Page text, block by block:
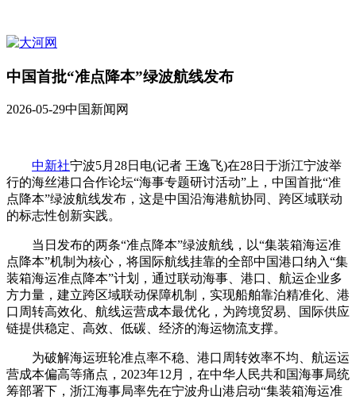
中国首批“准点降本”绿波航线发布
2026-05-29中国新闻网
中新社宁波5月28日电(记者 王逸飞)在28日于浙江宁波举
行的海丝港口合作论坛“海事专题研讨活动”上，中国首批“准
点降本”绿波航线发布，这是中国沿海港航协同、跨区域联动
的标志性创新实践。
当日发布的两条“准点降本”绿波航线，以“集装箱海运准
点降本”机制为核心，将国际航线挂靠的全部中国港口纳入“集
装箱海运准点降本”计划，通过联动海事、港口、航运企业多
方力量，建立跨区域联动保障机制，实现船舶靠泊精准化、港
口周转高效化、航线运营成本最优化，为跨境贸易、国际供应
链提供稳定、高效、低碳、经济的海运物流支撑。
为破解海运班轮准点率不稳、港口周转效率不均、航运运
营成本偏高等痛点，2023年12月，在中华人民共和国海事局统
筹部署下，浙江海事局率先在宁波舟山港启动“集装箱海运准